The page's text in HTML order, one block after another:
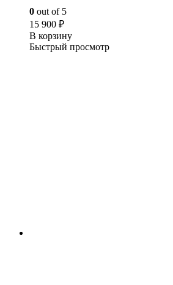
0 out of 5
15 900 ₽
В корзину
Быстрый просмотр